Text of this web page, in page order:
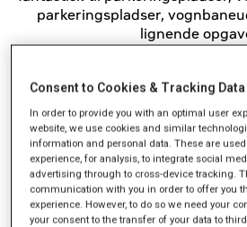
parkeringspladser,
lignende
Motorydelse
Vægt
Consent to Cookies & Tracking Data
In order to provide you with an optimal user
website, we use cookies and similar
information and personal data. These are
experience, for analysis, to integrate social
advertising through to cross-device tracking.
communication with you in order to offer you
experience. However, to do so we need your
your consent to the transfer of your data to